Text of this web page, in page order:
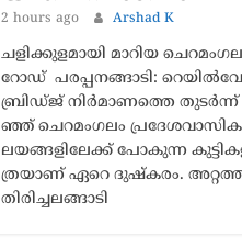
ഓവർബ്രിഡ്ജ്
നിർമാണം:
യി ചെ​റ​മം​ഗ​ലം
2 hours ago Arshad K
ച​ളി​ക്കു​ള​മാ​യി മാറിയ
റോഡ് പ​ര​പ്പ​ന​ങ്ങാ​ടി:
ബ്രി​ഡ്ജ് നി​ർ​മാ​ണ​ത്തെ തു​ട​ർ​ന്ന്